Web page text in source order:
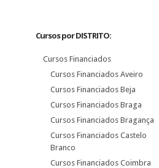
Cursos por DISTRITO:
Cursos Financiados
Cursos Financiados Aveiro
Cursos Financiados Beja
Cursos Financiados Braga
Cursos Financiados Bragança
Cursos Financiados Castelo
Branco
Cursos Financiados Coimbra